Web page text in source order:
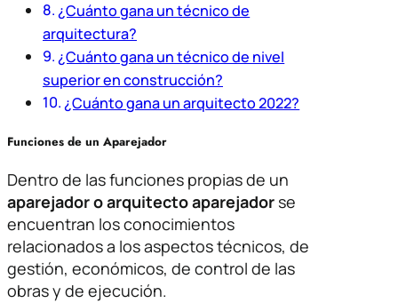
¿Cuánto gana un técnico de
arquitectura?
¿Cuánto gana un técnico de nivel
superior en construcción?
¿Cuánto gana un arquitecto 2022?
Funciones de un Aparejador
Dentro de las funciones propias de un
aparejador o arquitecto aparejador se
encuentran los conocimientos
relacionados a los aspectos técnicos, de
gestión, económicos, de control de las
obras y de ejecución.